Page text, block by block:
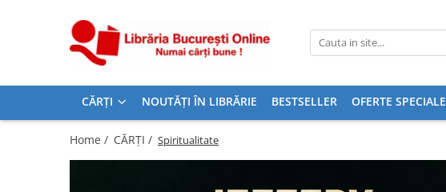
Artă și Enciclopedii
Business și Economie
Cărți pentru copii
CĂRȚI NOUTĂȚI ÎN LIBRĂRIE BESTSELLER OFERTE SPECIALE
Home / CĂRȚI / Spiritualitate